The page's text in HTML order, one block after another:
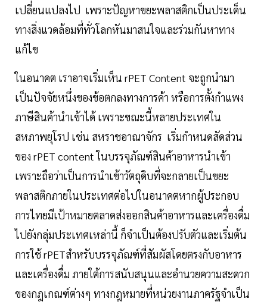
เปลี่ยนแปลงไป เพราะปัญหาขยะพลาสติกเป็นประเด็น
ทางสิ่งแวดล้อมที่ทั่วโลกหันมาสนใจและร่วมกันหาทาง
แก้ไข
ในอนาคต เราอาจเริ่มเห็น rPET Content จะถูกนำมา
เป็นปัจจัยหนึ่งของข้อตกลงทางการค้า หรือการตั้งกำแพง
ภาษีสินค้านำเข้าได้ เพราะขณะนี้หลายประเทศใน
สหภาพยุโรป เช่น สหราชอาณาจักร เริ่มกำหนดสัดส่วน
ของ rPET contentในบรรจุภัณฑ์สินค้าอาหารนำเข้า
เพราะถือว่าเป็นการนำเข้าวัตถุดิบที่จะกลายเป็นขยะ
พลาสติกภายในประเทศต่อไปในอนาคตหากผู้ประกอบ
การไทยมีเป้าหมายตลาดส่งออกสินค้าอาหารและเครื่องดื่ม
ไปยังกลุ่มประเทศเหล่านี้ ก็จำเป็นต้องปรับตัวและเริ่มต้น
การใช้rPETสำหรับบรรจุภัณฑ์ที่สัมผัสโดยตรงกับอาหาร
และเครื่องดื่ม ภายใต้การสนับสนุนและอำนวยความสะดวก
ของกฎเกณฑ์ต่างๆ ทางกฎหมายที่หน่วยงานภาครัฐจำเป็น